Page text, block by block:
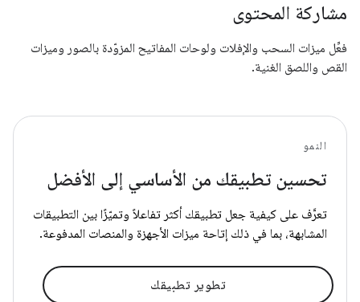
مشاركة المحتوى
فعِّل ميزات السحب والإفلات ولوحات المفاتيح المزوّدة بالصور وميزات
القص واللصق الغنية.
النمو
تحسين تطبيقك من الأساسي إلى الأفضل
تعرَّف على كيفية جعل تطبيقك أكثر تفاعلاً وتميّزًا بين التطبيقات
المشابهة، بما في ذلك إتاحة ميزات الأجهزة والمنصات المدفوعة.
تطوير تطبيقك